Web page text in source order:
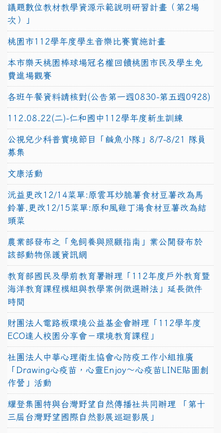
議題數位教材教學資源示範說明研習計畫（第2場
次）」
桃園市112學年度學生音樂比賽實施計畫
本市樂天桃園棒球場冠名權回饋桃園市民及學生免
費進場觀賽
各班午餐資料請核對(公告第一週0830-第五週0928)
112.08.22(二)-仁和國中112學年度新生訓練
公視兒少科普實境節目「鹹魚小隊」8/7-8/21 隊員
募集
文康活動
沅益更改12/14菜單:原雲耳炒脆薯食材豆薯改為馬
鈴薯,更改12/15菜單:原和風雞丁湯食材豆薯改為結
頭菜
農業部發布之「兔飼養與照顧指南」業公開發布於
該部動物保護資訊網
教育部國民及學前教育署辦理「112年度戶外教育暨
海洋教育課程模組與教學案例徵選辦法」延長徵件
時間
財團法人電路板環境公益基金會辦理「112學年度
ECO達人校園分享會－環境教育課程」
社團法人中華心理衛生協會心防疫工作小組推廣
「Drawing心疫苗，心靈Enjoy〜心疫苗LINE貼圖創
作營」活動
耀登集團特與台灣野望自然傳播社共同辦理 「第十
三屆台灣野望國際自然影展巡迴影展」